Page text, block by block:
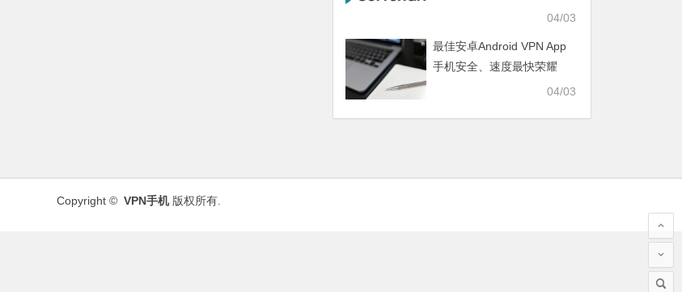
04/03
最佳安卓Android VPN App
手机安全、速度最快荣耀
HONOR、真我realme、04/03
Copyright © VPN手机版权所有.